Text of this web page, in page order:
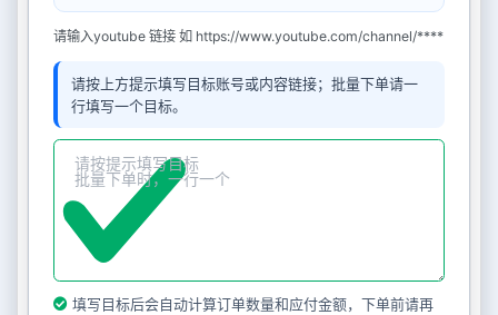
请输入youtube 链接 如 https://www.youtube.com/channel/****
请按上方提示填写目标账号或内容链接；批量下单请一
行填写一个目标。
填写目标后会自动计算订单数量和应付金额，下单前请再